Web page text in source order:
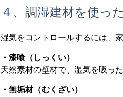
４、調湿建材を使っ
湿気をコントロールするには、
・漆喰（しっくい）
天然素材の壁材で、湿気を吸っ
・無垢材（むくざい）